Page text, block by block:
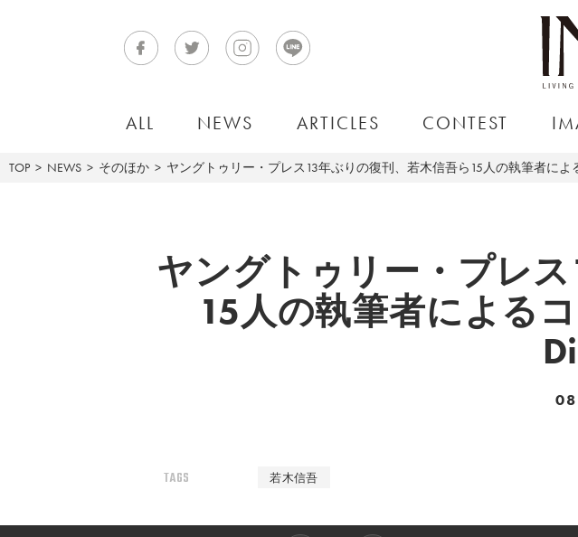
ALL NEWS ARTICLES CONTEST
TOP NEWS そのほか ヤングトゥリー・プレス13年ぶりの復刊、若木信吾ら15人の執筆者によ
ヤングトゥリー・プレ
15人の執筆者による
TAGS 若木信吾